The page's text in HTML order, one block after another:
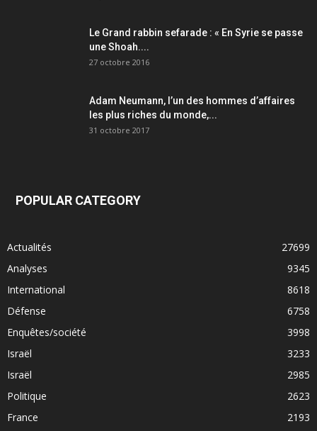
Le Grand rabbin sefarade : « En Syrie se passe
une Shoah....
27 octobre 2016
Adam Neumann, l’un des hommes d’affaires
les plus riches du monde,...
31 octobre 2017
POPULAR CATEGORY
Actualités
27699
Analyses
9345
International
8618
Défense
6758
Enquêtes/société
3998
Israël
3233
Israël
2985
Politique
2623
France
2193